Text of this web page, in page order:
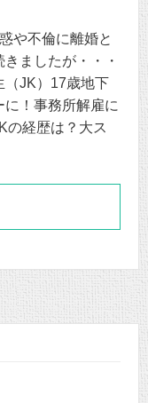
や不倫に離婚と
ましたが・・・
（JK）17歳地下
！事務所解雇に
の経歴は？大ス